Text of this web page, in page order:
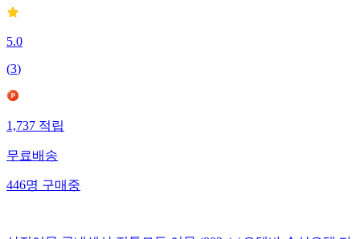
5.0
(3)
1,737적립
무료배송
446명구매중